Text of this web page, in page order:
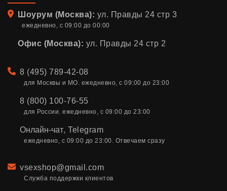
Адрес
Шоурум (Москва): ул. Правды 24 стр 3
ежедневно, с 09:00 до 00:00
Офис (Москва): ул. Правды 24 стр 2
Телефон
8 (495) 789-42-08
для Москвы и МО. ежедневно, с 09:00 до 23:00
8 (800) 100-76-55
для России. ежедневно, с 09:00 до 23:00
Онлайн-чат, Telegram
ежедневно, с 09:00 до 23:00. Отвечаем сразу
Email
vsexshop@gmail.com
Служба поддержки клиентов